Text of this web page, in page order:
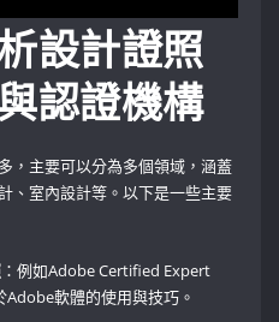
設計證照
認證機構
，主要可以分為多個領域，涵蓋
、室內設計等。以下是一些主要
：例如Adobe Certified Expert
Adobe軟體的使用與技巧。